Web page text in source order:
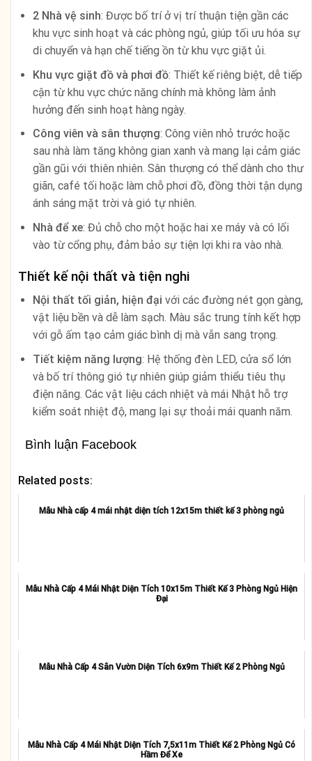
2 Nhà vệ sinh: Được bố trí ở vị trí thuận tiện gần các
khu vực sinh hoạt và các phòng ngủ, giúp tối ưu hóa sự
di chuyển và hạn chế tiếng ồn từ khu vực giặt ủi.
Khu vực giặt đồ và phơi đồ: Thiết kế riêng biệt, dễ tiếp
cận từ khu vực chức năng chính mà không làm ảnh
hưởng đến sinh hoạt hàng ngày.
Công viên và sân thượng: Công viên nhỏ trước hoặc
sau nhà làm tăng không gian xanh và mang lại cảm giác
gần gũi với thiên nhiên. Sân thượng có thể dành cho thư
giãn, café tối hoặc làm chỗ phơi đồ, đồng thời tận dụng
ánh sáng mặt trời và gió tự nhiên.
Nhà để xe: Đủ chỗ cho một hoặc hai xe máy và có lối
vào từ cổng phụ, đảm bảo sự tiện lợi khi ra vào nhà.
Thiết kế nội thất và tiện nghi
Nội thất tối giản, hiện đại với các đường nét gọn gàng,
vật liệu bền và dễ làm sạch. Màu sắc trung tính kết hợp
với gỗ ấm tạo cảm giác bình dị mà vẫn sang trọng.
Tiết kiệm năng lượng: Hệ thống đèn LED, cửa sổ lớn
và bố trí thông gió tự nhiên giúp giảm thiểu tiêu thụ
điện năng. Các vật liệu cách nhiệt và mái Nhật hỗ trợ
kiểm soát nhiệt độ, mang lại sự thoải mái quanh năm.
Bình luận Facebook
Related posts:
Mẫu Nhà cấp 4 mái nhật diện tích 12x15m thiết kế 3 phòng ngủ
Mẫu Nhà Cấp 4 Mái Nhật Diện Tích 10x15m Thiết Kế 3 Phòng Ngủ Hiện
Đại
Mẫu Nhà Cấp 4 Sân Vườn Diện Tích 6x9m Thiết Kế 2 Phòng Ngủ
Mẫu Nhà Cấp 4 Mái Nhật Diện Tích 7,5x11m Thiết Kế 2 Phòng Ngủ Có
Hầm Để Xe